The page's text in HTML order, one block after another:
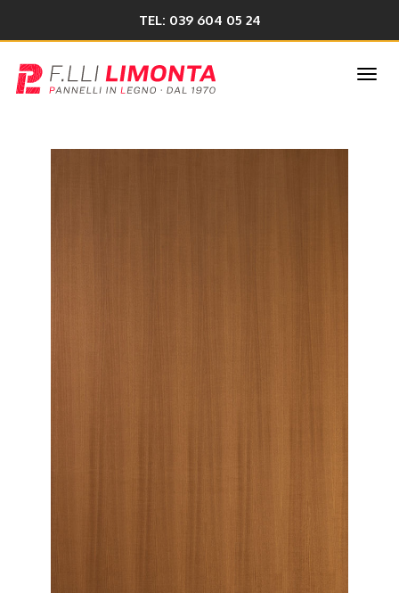
TEL: 039 604 05 24